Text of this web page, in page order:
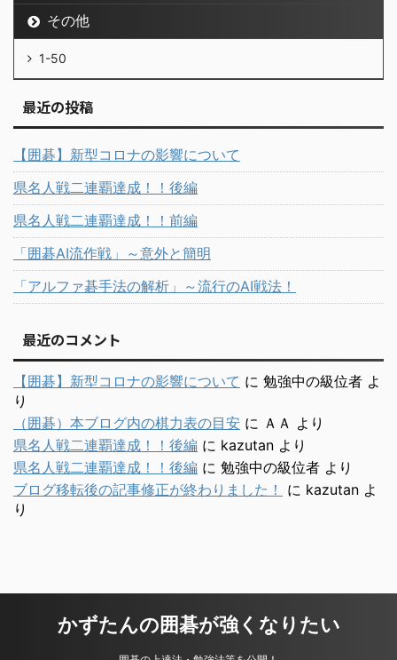
その他
1-50
最近の投稿
【囲碁】新型コロナの影響について
県名人戦二連覇達成！！後編
県名人戦二連覇達成！！前編
「囲碁AI流作戦」～意外と簡明
「アルファ碁手法の解析」～流行のAI戦法！
最近のコメント
【囲碁】新型コロナの影響について に 勉強中の級位者 よ
り
（囲碁）本ブログ内の棋力表の目安 に ＡＡ より
県名人戦二連覇達成！！後編 に kazutan より
県名人戦二連覇達成！！後編 に 勉強中の級位者 より
ブログ移転後の記事修正が終わりました！
に kazutan よ
り
かずたんの囲碁が強くなりたい